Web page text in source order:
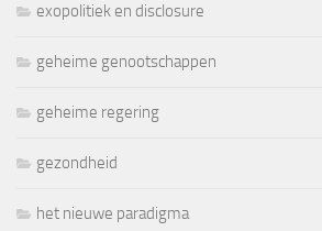
exopolitiek en disclosure
geheime genootschappen
geheime regering
gezondheid
het nieuwe paradigma